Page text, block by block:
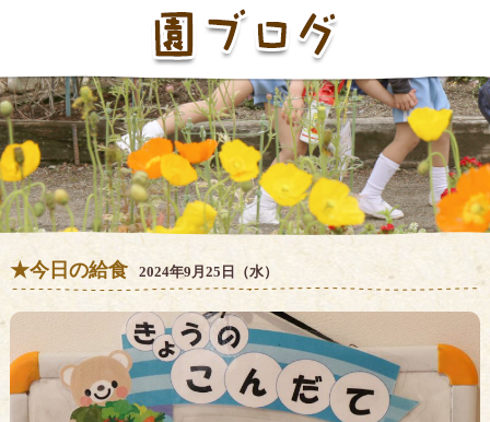
★今日の給食 2024年9月25日（水）